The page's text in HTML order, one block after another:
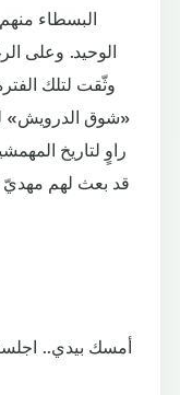
البسطاء
الوحيد. وعلى
وثّقت لتلك
«شوق الدرويش»
راوٍ لتاريخ
قد بعث لهم مهديّ